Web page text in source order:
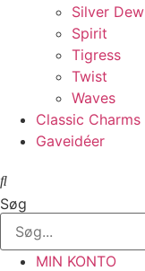
Silver Dew
Spirit
Tigress
Twist
Waves
Classic Charms
Gaveidéer
Søg
MIN KONTO